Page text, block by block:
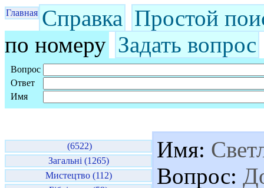
Главная Справка Простой
по номеру Задать вопрос
Вопрос
Ответ
Имя
(6522)
Загальні (1265)
Мистецтво (112)
Имя:
Вопрос: